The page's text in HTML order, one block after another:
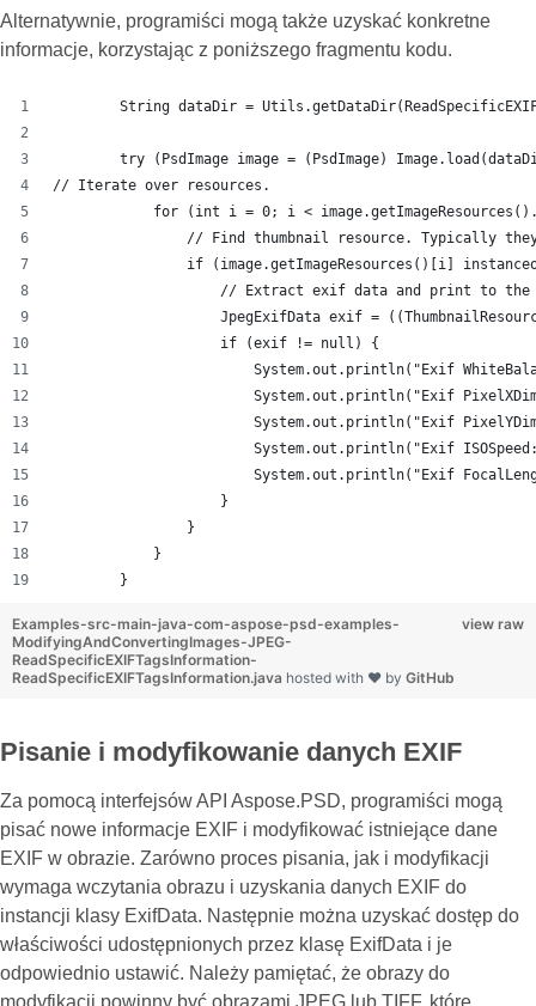
Alternatywnie, programiści mogą także uzyskać konkretne
informacje, korzystając z poniższego fragmentu kodu.
String dataDir =
try (PsdImage image = (PsdImage)
// Iterate over resources.
for (int i = 0; i <
// Find thumbnail resource. Typically
if (image.getImageResources()[i]
// Extract exif data and print to the
JpegExifData exif =
                    if (exif != null) {
System.out.println("Exif
System.out.println("Exif
System.out.println("Exif
System.out.println("Exif
System.out.println("Exif
                    }
                }
            }
        }
view raw
Examples-src-main-java-com-aspose-psd-examples-
ModifyingAndConvertingImages-JPEG-
ReadSpecificEXIFTagsInformation-
ReadSpecificEXIFTagsInformation.java hosted with ❤ by GitHub
Pisanie i modyfikowanie danych EXIF
Za pomocą interfejsów API Aspose.PSD, programiści mogą
pisać nowe informacje EXIF i modyfikować istniejące dane
EXIF w obrazie. Zarówno proces pisania, jak i modyfikacji
wymaga wczytania obrazu i uzyskania danych EXIF do
instancji klasy ExifData. Następnie można uzyskać dostęp do
właściwości udostępnionych przez klasę ExifData i je
odpowiednio ustawić. Należy pamiętać, że obrazy do